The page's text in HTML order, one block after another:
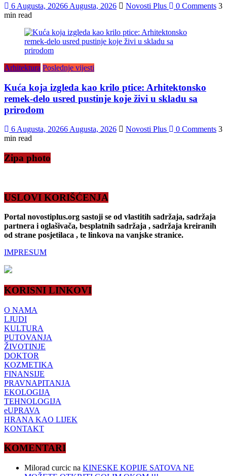
6 Augusta, 20266 Augusta, 2026 Novosti Plus 0 Comments 3
min read
Arhitektura Poslednje vijesti
Kuća koja izgleda kao krilo ptice: Arhitektonsko
remek-delo usred pustinje koje živi u skladu sa
prirodom
6 Augusta, 20266 Augusta, 2026 Novosti Plus 0 Comments 3
min read
Zipa photo
USLOVI KORIŠĆENJA
Portal novostiplus.org sastoji se od vlastitih sadržaja, sadržaja
partnera i oglašivača, besplatnih sadržaja , sadržaja kreiranih
od strane posjetilaca , te linkova na vanjske stranice.
IMPRESUM
KORISNI LINKOVI
O NAMA
LJUDI
KULTURA
PUTOVANJA
ŽIVOTINJE
DOKTOR
KOZMETIKA
FINANSIJE
PRAVNAPITANJA
EKOLOGIJA
TEHNOLOGIJA
eUPRAVA
HRANA KAO LIJEK
KONTAKT
KOMENTARI
Milorad curcic na KINESKE KOPIJE SATOVA NE